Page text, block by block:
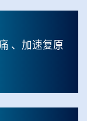
、加速复原